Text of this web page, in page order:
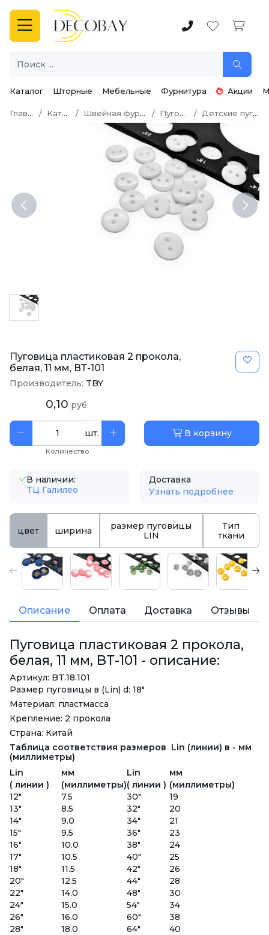
Каталог Шторные Мебельные Фурнитура Акции
Главная Каталог Швейная фурнитура Пуговицы Детские пуговицы
Previous Next
Пуговица пластиковая 2 прокола,
белая, 11 мм, ВТ-101
Производитель: TBY
0,10 руб.
шт.
Количество
В корзину
В наличии:
ТЦ Галилео
Доставка
Узнать подробнее
цвет ширина
размер пуговицы
LIN
Тип
ткани
Описание Оплата Доставка Отзывы
Пуговица пластиковая 2 прокола,
белая, 11 мм, ВТ-101 - описание:
Артикул: BT.18.101
Размер пуговицы в (Lin) d: 18"
Материал: пластмасса
Крепление: 2 прокола
Страна: Китай
Таблица соответствия размеров Lin (линии) в - мм
(миллиметры)
Lin
мм Lin
мм
( линии )
(миллиметры)( линии ) (миллиметры)
12"
7.5 30"
19
13"
8.5 32"
20
14"
9.0 34"
21
15"
9.5 36"
23
16"
10.0 38"
24
17"
10.5 40"
25
18"
11.5 42"
26
20"
12.5 44"
28
22"
14.0 48"
30
24"
15.0 54"
34
26"
16.0 60"
38
28"
18.0 64" 40